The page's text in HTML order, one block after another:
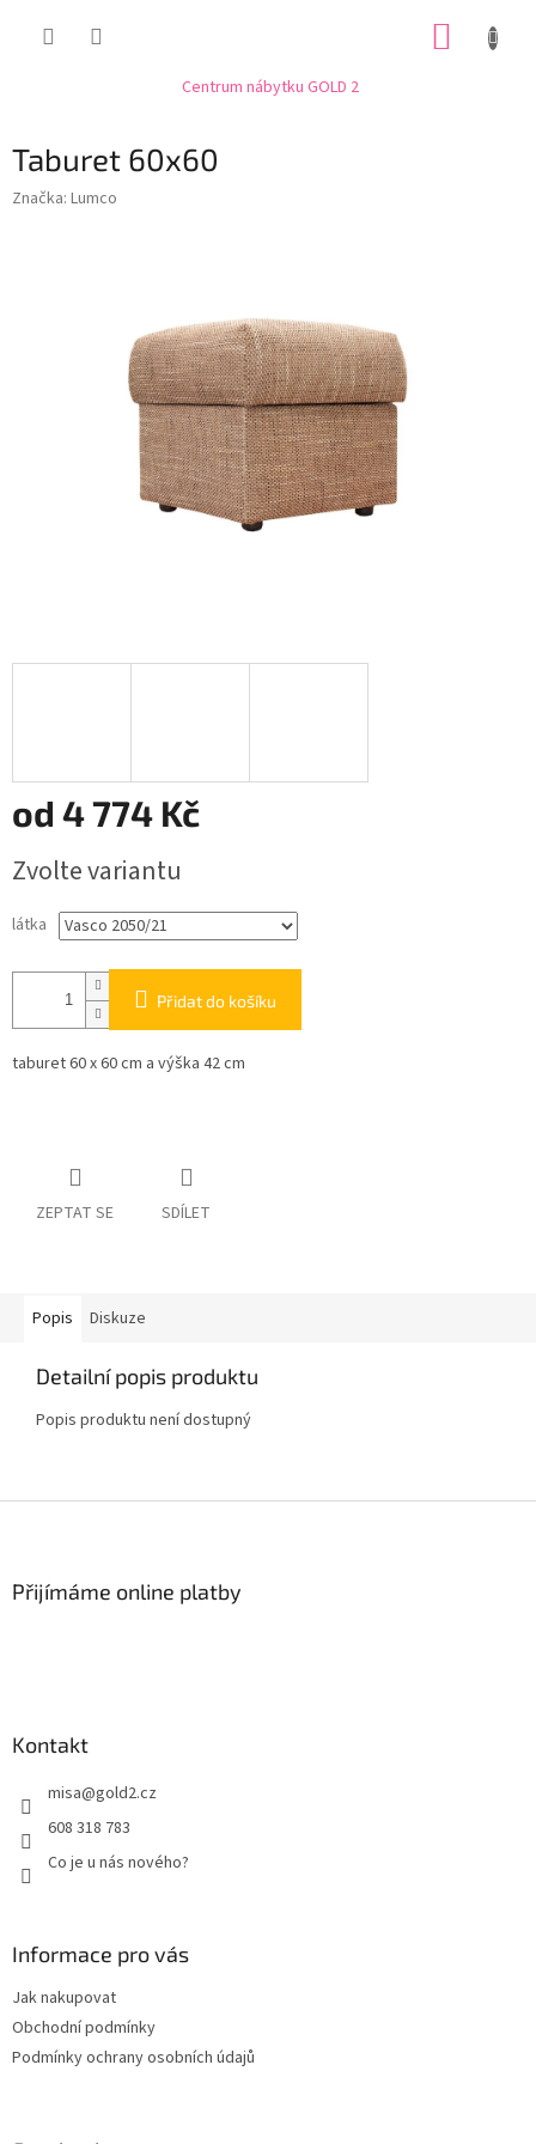
Centrum nábytku GOLD 2
Taburet 60x60
Značka: Lumco
od 4 774 Kč
cena:
Zvolte variantu
látka
Přidat do košíku
taburet 60 x 60 cm a výška 42 cm
ZEPTAT SE SDÍLET
Popis Diskuze
Detailní popis produktu
Popis produktu není dostupný
Přijímáme online platby
Kontakt
misa@gold2.cz
608 318 783
Co je u nás nového?
Informace pro vás
Jak nakupovat
Obchodní podmínky
Podmínky ochrany osobních údajů